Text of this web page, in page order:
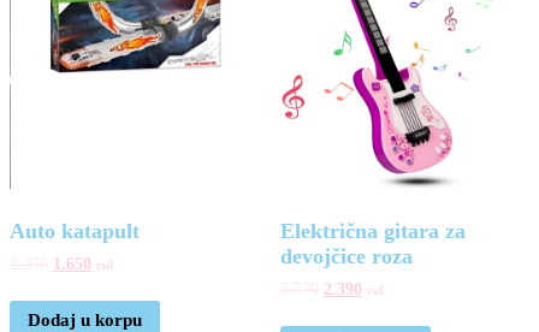
Auto katapult
1.650 rsd
Dodaj u korpu
Električna gitara za
devojčice roza
2.390 rsd